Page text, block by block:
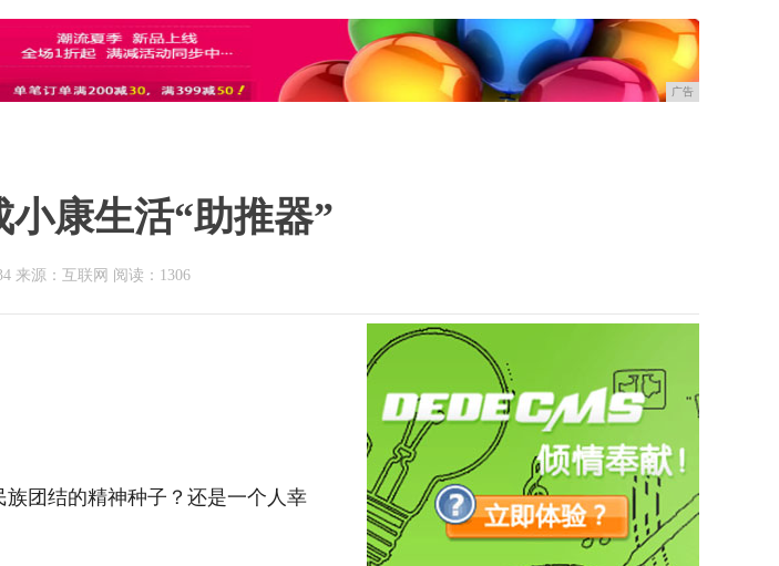
广告
康生活“助推器”
来源：互联网 阅读：1306
团结的精神种子？还是一个人幸